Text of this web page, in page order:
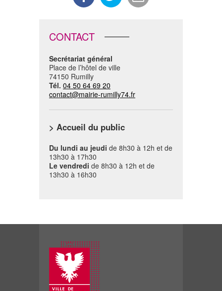
CONTACT
Secrétariat général
Place de l’hôtel de ville
74150 Rumilly
Tél. 04 50 64 69 20
contact@mairie-rumilly74.fr
> Accueil du public
Du lundi au jeudi de 8h30 à 12h et de
13h30 à 17h30
Le vendredi de 8h30 à 12h et de
13h30 à 16h30